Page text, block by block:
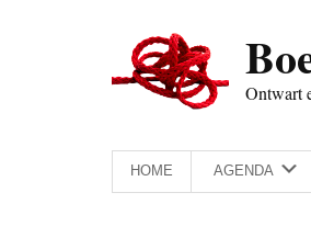
Ontwart
HOME AGENDA